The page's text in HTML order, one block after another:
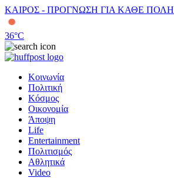
ΚΑΙΡΟΣ - ΠΡΟΓΝΩΣΗ ΓΙΑ ΚΑΘΕ ΠΟΛΗ
36°C
Κοινωνία
Πολιτική
Κόσμος
Οικονομία
Άποψη
Life
Entertainment
Πολιτισμός
Αθλητικά
Video